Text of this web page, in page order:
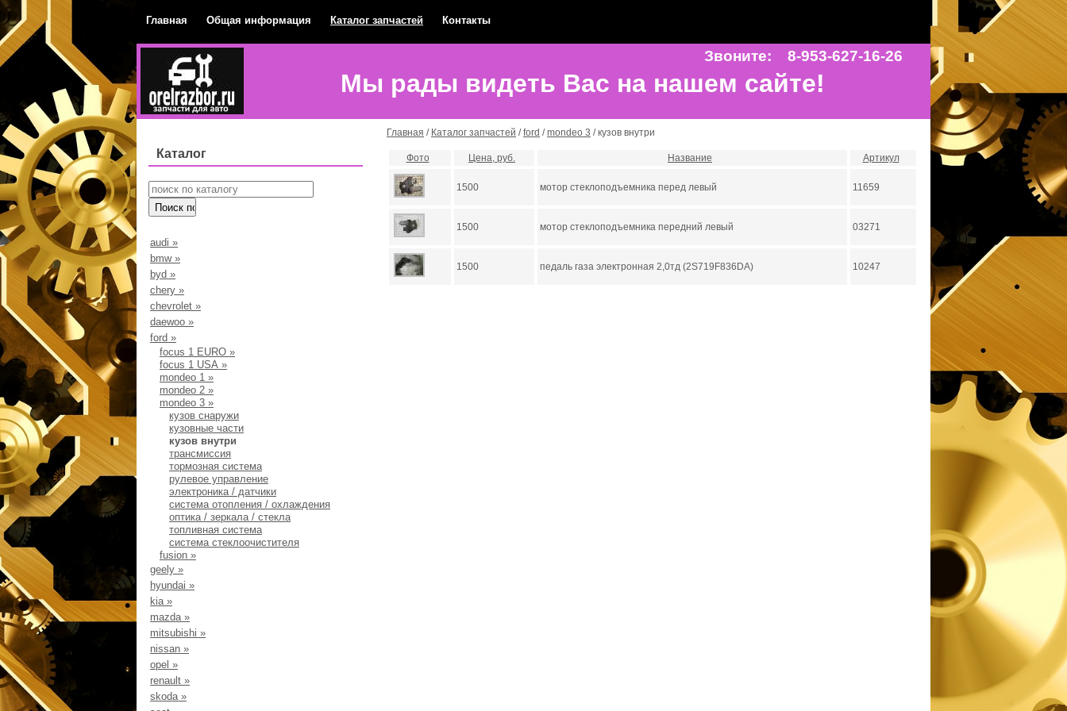
Главная Общая информация Каталог запчастей Контакты
Звоните: 8-953-627-16-26
Мы рады видеть Вас на нашем сайте!
Каталог
audi »
bmw»
byd »
chery »
chevrolet »
daewoo »
ford »
focus 1 EURO »
focus 1 USA »
mondeo 1 »
mondeo 2 »
mondeo 3 »
кузов снаружи
кузовные части
кузов внутри
трансмиссия
тормозная система
рулевое управление
электроника / датчики
система отопления / охлаждения
оптика / зеркала / стекла
топливная система
система стеклоочистителя
fusion »
geely »
hyundai »
kia»
mazda»
mitsubishi »
nissan »
opel »
renault »
skoda»
Главная / Каталог запчастей /ford /mondeo 3 / кузов внутри
Фото Цена, руб. Название Артикул
1500 мотор стеклоподъемника перед левый 11659
1500 мотор стеклоподъемника передний левый 03271
1500 педаль газа электронная 2,0тд (2S719F836DA) 10247